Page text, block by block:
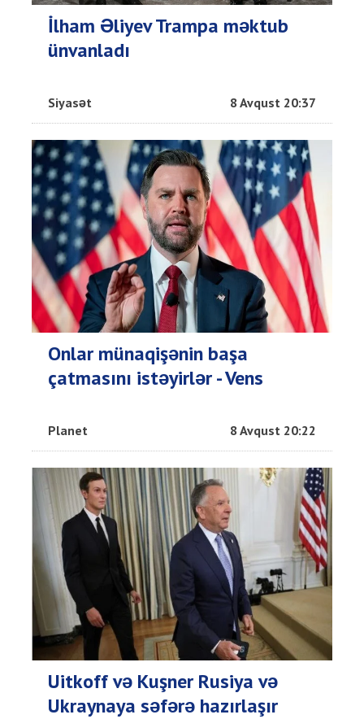
İlham Əliyev Trampa məktub
ünvanladı
Siyasət 8 Avqust 20:37
Onlar münaqişənin başa
çatmasını istəyirlər - Vens
Planet 8 Avqust 20:22
Uitkoff və Kuşner Rusiya və
Ukraynaya səfərə hazırlaşır